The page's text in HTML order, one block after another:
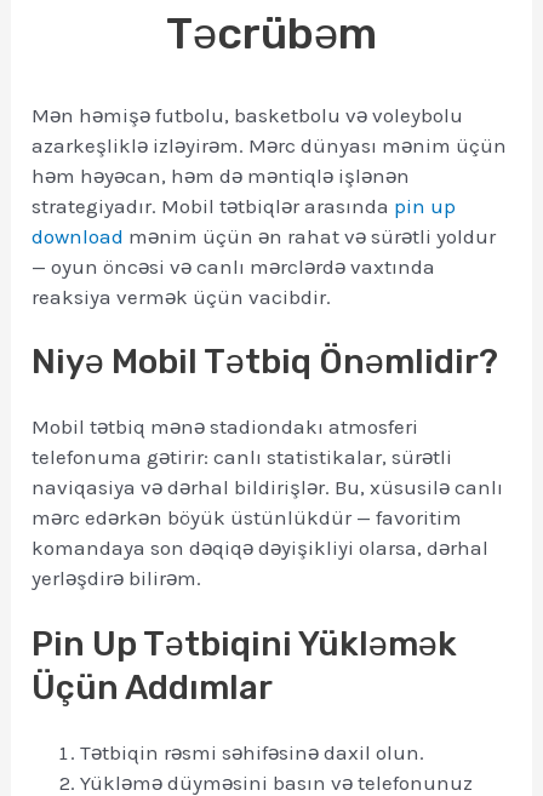
Təcrübəm
Mən həmişə futbolu, basketbolu və voleybolu
azarkeşliklə izləyirəm. Mərc dünyası mənim üçün
həm həyəcan, həm də məntiqlə işlənən
strategiyadır. Mobil tətbiqlər arasında pin up
download mənim üçün ən rahat və sürətli yoldur
— oyun öncəsi və canlı mərclərdə vaxtında
reaksiya vermək üçün vacibdir.
Niyə Mobil Tətbiq Önəmlidir?
Mobil tətbiq mənə stadiondakı atmosferi
telefonuma gətirir: canlı statistikalar, sürətli
naviqasiya və dərhal bildirişlər. Bu, xüsusilə canlı
mərc edərkən böyük üstünlükdür — favoritim
komandaya son dəqiqə dəyişikliyi olarsa, dərhal
yerləşdirə bilirəm.
Pin Up Tətbiqini Yükləmək
Üçün Addımlar
Tətbiqin rəsmi səhifəsinə daxil olun.
Yükləmə düyməsini basın və telefonunuz